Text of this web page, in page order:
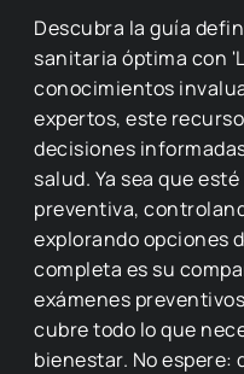
Descubra la guía
sanitaria óptima con
conocimientos
expertos, este
decisiones
salud. Ya sea que
preventiva,
explorando opciones
completa es su
exámenes
cubre todo lo que
bienestar. No